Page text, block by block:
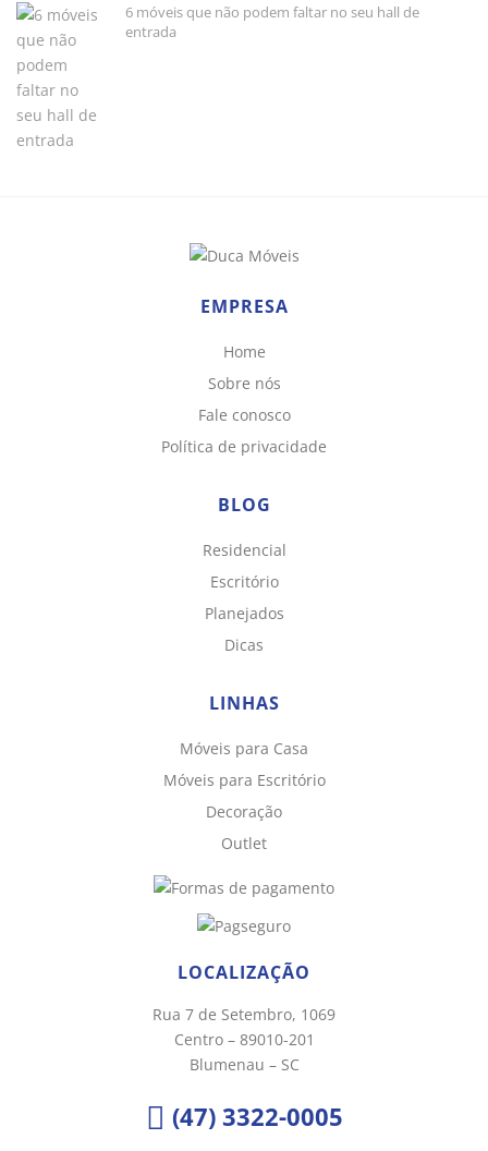
6 móveis que não podem faltar no seu hall de
entrada
EMPRESA
Home
Sobre nós
Fale conosco
Política de privacidade
BLOG
Residencial
Escritório
Planejados
Dicas
LINHAS
Móveis para Casa
Móveis para Escritório
Decoração
Outlet
LOCALIZAÇÃO
Rua 7 de Setembro, 1069
Centro – 89010-201
Blumenau – SC
(47) 3322-0005
Chat WhatsApp
Por favor, preencha os campos abaixo para
Ao informar meus dados e clicar em ‘INICIAR CONVERSA’, eu
concordo com aPolítica de Privacidade